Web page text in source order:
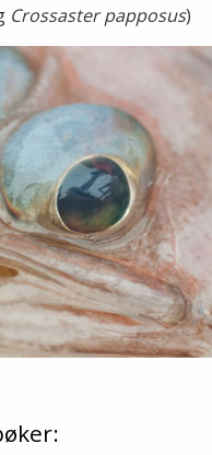
Crossaster papposus)